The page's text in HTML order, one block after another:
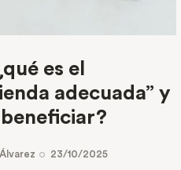
es el
adecuada” y
23/10/2025